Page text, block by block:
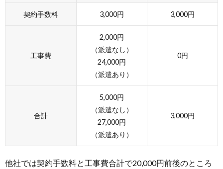
契約手数料 3,000円 3,000円
工事費
2,000円
（派遣なし）
24,000円
（派遣あり）
0円
合計
5,000円
（派遣なし）
27,000円
（派遣あり）
3,000円
他社では契約手数料と工事費合計で20,000円前後のところ